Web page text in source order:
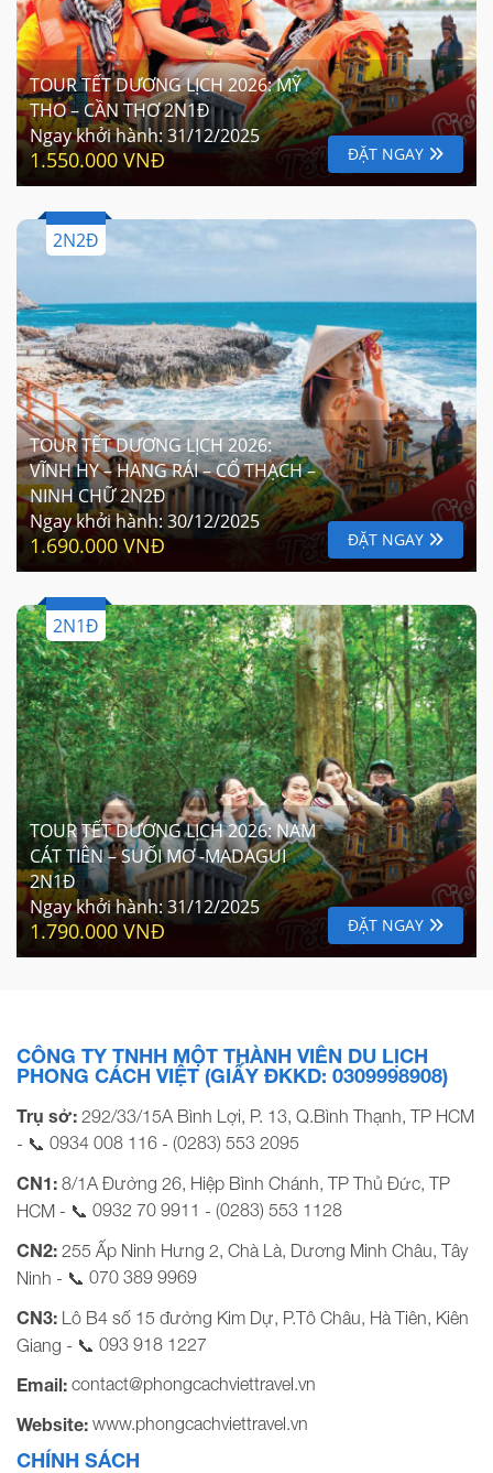
TOUR TẾT DƯƠNG LỊCH 2026: MỸ
THO – CẦN THƠ 2N1Đ
Ngay khởi hành:31/12/2025
1.550.000 VNĐ ĐẶT NGAY
2N2Đ
TOUR TẾT DƯƠNG LỊCH 2026:
VĨNH HY – HANG RÁI – CỔ THẠCH –
NINH CHỮ 2N2Đ
Ngay khởi hành: 30/12/2025
1.690.000 VNĐ ĐẶT NGAY
2N1Đ
TOUR TẾT DƯƠNG LỊCH 2026: NAM
CÁT TIÊN – SUỐI MƠ -MADAGUI
2N1Đ
Ngay khởi hành: 31/12/2025
1.790.000 VNĐ ĐẶT NGAY
CÔNG TY TNHH MỘT THÀNH VIÊN DU LỊCH
PHONG CÁCH VIỆT (GIẤY ĐKKD: 0309998908)
Trụ sở: 292/33/15A Bình Lợi, P. 13, Q.Bình Thạnh, TP HCM
- 📞 0934 008 116 - (0283) 553 2095
CN1: 8/1A Đường 26, Hiệp Bình Chánh, TP Thủ Đức, TP
HCM - 📞 0932 70 9911 - (0283) 553 1128
CN2: 255 Ấp Ninh Hưng 2, Chà Là, Dương Minh Châu, Tây
Ninh - 📞 070 389 9969
CN3: Lô B4 số 15 đường Kim Dự, P.Tô Châu, Hà Tiên, Kiên
Giang - 📞 093 918 1227
Email: contact@phongcachviettravel.vn
Website: www.phongcachviettravel.vn
CHÍNH SÁCH